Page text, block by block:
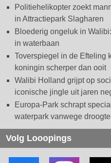
Politiehelikopter zoekt
in Attractiepark Slagharen
Bloederig ongeluk in
in waterbaan
Toverspiegel in de Efteling
koningin scherper dan ooit
Walibi Holland grijpt op
iconische jingle uit jaren
Europa-Park schrapt
waterpark vanwege droogte
Volg Looopings